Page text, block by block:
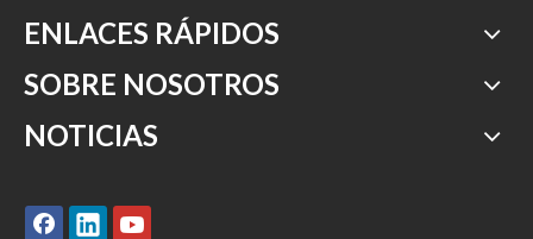
ENLACES RÁPIDOS
SOBRE NOSOTROS
NOTICIAS